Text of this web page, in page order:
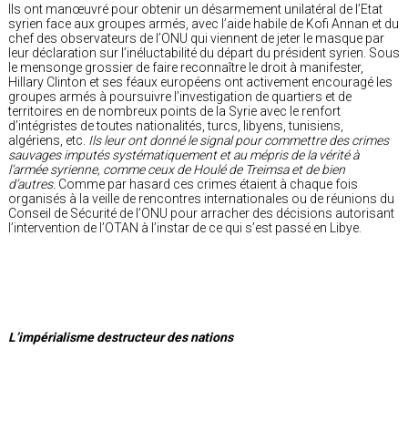
Ils ont manœuvré pour obtenir un désarmement unilatéral de l’Etat
syrien face aux groupes armés, avec l’aide habile de Kofi Annan et du
chef des observateurs de l’ONU qui viennent de jeter le masque par
leur déclaration sur l’inéluctabilité du départ du président syrien. Sous
le mensonge grossier de faire reconnaître le droit à manifester,
Hillary Clinton et ses féaux européens ont activement encouragé les
groupes armés à poursuivre l’investigation de quartiers et de
territoires en de nombreux points de la Syrie avec le renfort
d’intégristes de toutes nationalités, turcs, libyens, tunisiens,
algériens, etc. Ils leur ont donné le signal pour commettre des crimes
sauvages imputés systématiquement et au mépris de la vérité à
l’armée syrienne, comme ceux de Houlé de Treimsa et de bien
d’autres. Comme par hasard ces crimes étaient à chaque fois
organisés à la veille de rencontres internationales ou de réunions du
Conseil de Sécurité de l’ONU pour arracher des décisions autorisant
l’intervention de l’OTAN à l’instar de ce qui s’est passé en Libye.
L’impérialisme destructeur des nations